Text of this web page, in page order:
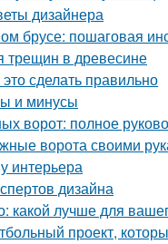
дизайнера
брусе: пошаговая
трещин в древесине
сделать правильно
и минусы
ворот: полное
ворота своими
интерьера
дизайна
какой лучше для
проект,